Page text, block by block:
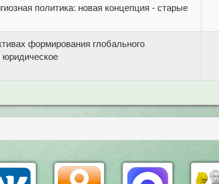
политика: новая концепция - старые
формирования глобального